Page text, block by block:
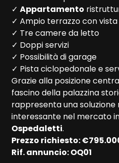
✓Appartamento
✓ Ampio terrazzo con
✓ Tre camere da letto
✓ Doppi servizi
✓ Possibilità di garage
✓ Pista ciclopedonale e
Grazie alla posizione
fascino della palazzina
rappresenta una
interessante nel mercato
Ospedaletti.
Prezzo richiesto:
Rif. annuncio: OQ01
5+
Altre
opzioni
-
multiscelta
Giardino
Posto auto/Box